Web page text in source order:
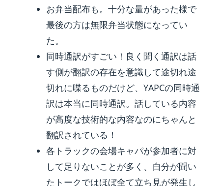
お弁当配布も。十分な量があった様で
最後の方は無限弁当状態になってい
た。
同時通訳がすごい！良く聞く通訳は話
す側が翻訳の存在を意識して途切れ途
切れに喋るものだけど、YAPCの同時通
訳は本当に同時通訳。話している内容
が高度な技術的な内容なのにちゃんと
翻訳されている！
各トラックの会場キャパが参加者に対
して足りないことが多く、自分が聞い
たトークではほぼ全て立ち見が発生し